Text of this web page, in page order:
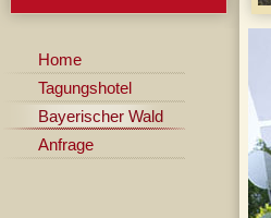
Home
Tagungshotel
Bayerischer Wald
Anfrage